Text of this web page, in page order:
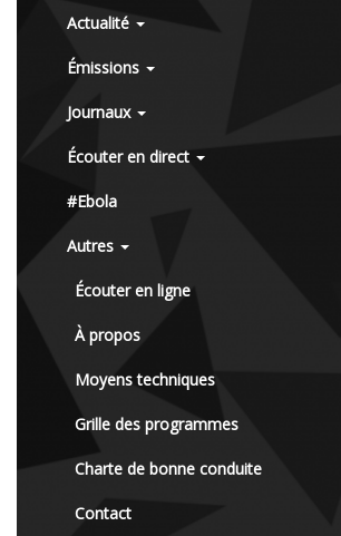
Actualité
Émissions
Journaux
Écouter en direct
#Ebola
Autres
Écouter en ligne
À propos
Moyens techniques
Grille des programmes
Charte de bonne conduite
Contact